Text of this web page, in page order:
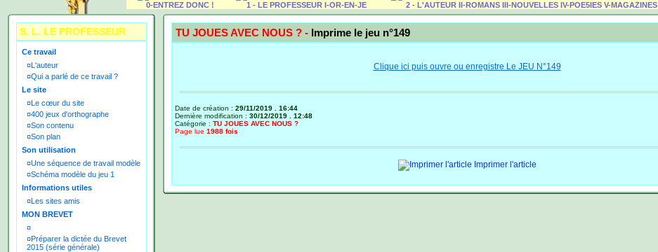
0-ENTREZ DONC ! 1 - LE PROFESSEUR I-OR-EN-JE 2 - L'AUTEUR II-ROMANS III-NOUVELLES IV-POE5IES V-MAGAZINES
S. L. LE PROFESSEUR
Ce travail
¤L'auteur
¤Qui a parlé de ce travail ?
Le site
¤Le cœur du site
¤400 jeux d'orthographe
¤Son contenu
¤Son plan
Son utilisation
¤Une séquence de travail modèle
¤Schéma modèle du jeu 1
Informations utiles
¤Les sites amis
MON BREVET
¤
¤Préparer la dictée du Brevet
2015 (série générale)
TU JOUES AVEC NOUS ? - Imprime le jeu n°149
Clique ici puis ouvre ou enregistre Le JEU N°149
Date de création : 29/11/2019 . 16:44
Dernière modification : 30/12/2019 . 12:48
Catégorie : TU JOUES AVEC NOUS ?
Page lue 1988 fois
Imprimer l'article